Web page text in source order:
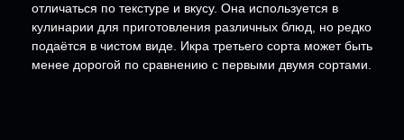
отличаться по текстуре и вкусу. Она используется в
кулинарии для приготовления различных блюд, но редко
подаётся в чистом виде. Икра третьего сорта может быть
менее дорогой по сравнению с первыми двумя сортами.